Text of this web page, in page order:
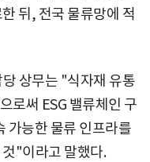
뒤, 전국 물류망에 적
상무는 "식자재 유통
로써 ESG 밸류체인 구
가능한 물류 인프라를
"이라고 말했다.